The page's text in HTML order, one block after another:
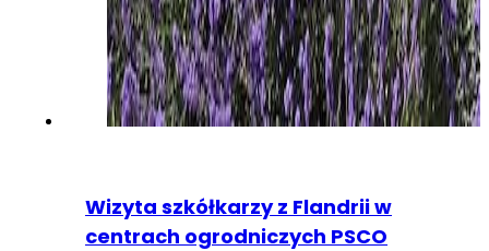
Wizyta szkółkarzy z Flandrii w
centrach ogrodniczych PSCO